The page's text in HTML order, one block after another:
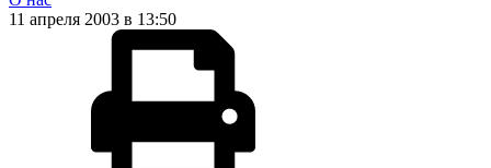
11 апреля 2003 в 13:50